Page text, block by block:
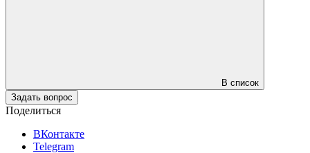
В список
Задать вопрос
Поделиться
ВКонтакте
Telegram